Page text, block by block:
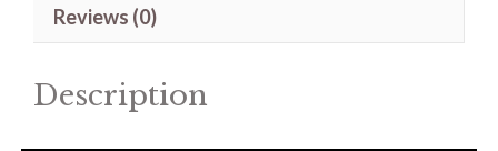
quantity
Reviews (0)
Description